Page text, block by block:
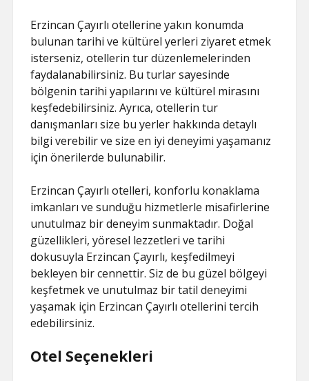
Erzincan Çayırlı otellerine yakın konumda
bulunan tarihi ve kültürel yerleri ziyaret etmek
isterseniz, otellerin tur düzenlemelerinden
faydalanabilirsiniz. Bu turlar sayesinde
bölgenin tarihi yapılarını ve kültürel mirasını
keşfedebilirsiniz. Ayrıca, otellerin tur
danışmanları size bu yerler hakkında detaylı
bilgi verebilir ve size en iyi deneyimi yaşamanız
için önerilerde bulunabilir.
Erzincan Çayırlı otelleri, konforlu konaklama
imkanları ve sunduğu hizmetlerle misafirlerine
unutulmaz bir deneyim sunmaktadır. Doğal
güzellikleri, yöresel lezzetleri ve tarihi
dokusuyla Erzincan Çayırlı, keşfedilmeyi
bekleyen bir cennettir. Siz de bu güzel bölgeyi
keşfetmek ve unutulmaz bir tatil deneyimi
yaşamak için Erzincan Çayırlı otellerini tercih
edebilirsiniz.
Otel Seçenekleri